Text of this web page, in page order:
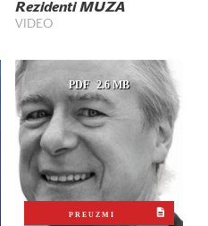
Rezidenti MUZA
VIDEO
PDF 2.6 MB
PREUZMI